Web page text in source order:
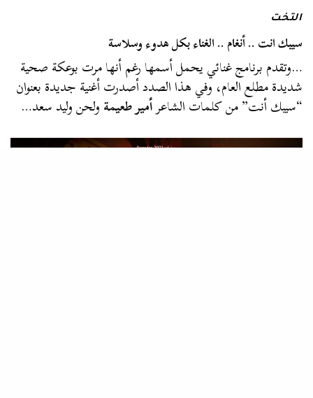
التخت
سيبك انت .. أنغام .. الغناء بكل هدوء وسلاسة
…وتقدم برنامج غنائي يحمل أسمها رغم أنها مرت بوعكة صحية
شديدة مطلع العام، وفي هذا الصدد أصدرت أغنية جديدة بعنوان
“سيبك أنت” من كلمات الشاعرأمير طعيمةولحن وليد سعد…